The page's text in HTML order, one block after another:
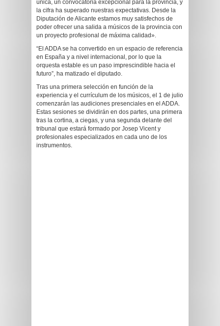
única, un convocatoria excepcional para la provincia, y
la cifra ha superado nuestras expectativas. Desde la
Diputación de Alicante estamos muy satisfechos de
poder ofrecer una salida a músicos de la provincia con
un proyecto profesional de máxima calidad».
“El ADDA se ha convertido en un espacio de referencia
en España y a nivel internacional, por lo que la
orquesta estable es un paso imprescindible hacia el
futuro”, ha matizado el diputado.
Tras una primera selección en función de la
experiencia y el currículum de los músicos, el 1 de julio
comenzarán las audiciones presenciales en el ADDA.
Estas sesiones se dividirán en dos partes, una primera
tras la cortina, a ciegas, y una segunda delante del
tribunal que estará formado por Josep Vicent y
profesionales especializados en cada uno de los
instrumentos.